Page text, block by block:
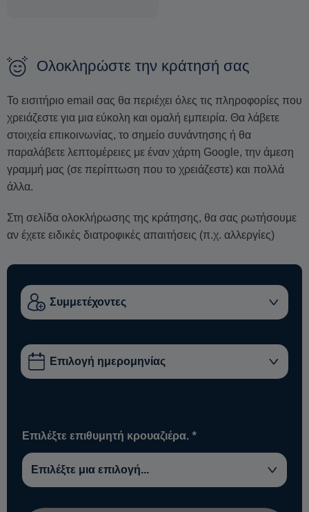
Ολοκληρώστε την κράτησή σας
Το εισιτήριο email σας θα περιέχει όλες τις πληροφορίες που
χρειάζεστε για μια εύκολη και ομαλή εμπειρία. Θα λάβετε
στοιχεία επικοινωνίας, το σημείο συνάντησης ή θα
παραλάβετε λεπτομέρειες με έναν χάρτη Google, την άμεση
γραμμή μας (σε περίπτωση που το χρειάζεστε) και πολλά
άλλα.
Στη σελίδα ολοκλήρωσης της κράτησης, θα σας ρωτήσουμε
αν έχετε ειδικές διατροφικές απαιτήσεις (π.χ. αλλεργίες)
Επιλέξτε επιθυμητή κρουαζιέρα. *